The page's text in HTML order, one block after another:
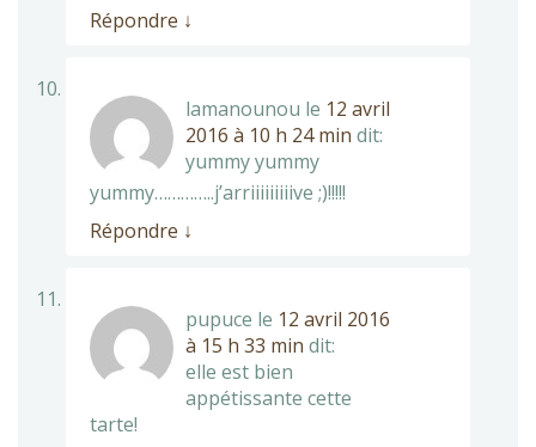
Répondre ↓
lamanounou le 12 avril
2016 à 10 h 24 min dit:
yummy yummy
yummy…………..j’arriiiiiiiiive ;)!!!!!
Répondre ↓
pupuce le 12 avril 2016
à 15 h 33 min dit:
elle est bien
appétissante cette
tarte!